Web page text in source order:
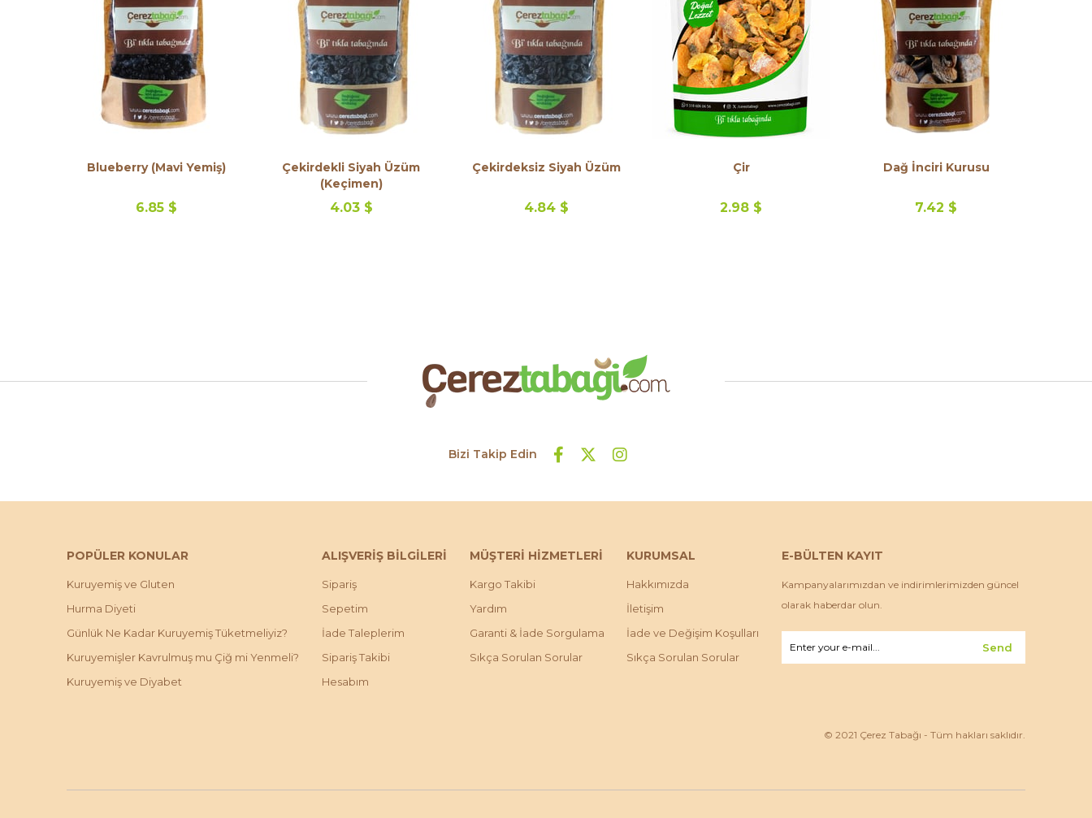
Blueberry (Mavi Yemiş)
6.85 $
Çekirdekli Siyah Üzüm
(Keçimen)
4.03 $
Çekirdeksiz Siyah Üzüm
4.84 $
Çir
2.98 $
Dağ İnciri Kurusu
7.42 $
Bizi Takip Edin
POPÜLER KONULAR
Kuruyemiş ve Gluten
Hurma Diyeti
Günlük Ne Kadar Kuruyemiş Tüketmeliyiz?
Kuruyemişler Kavrulmuş mu Çiğ mi Yenmeli?
Kuruyemiş ve Diyabet
ALIŞVERİŞ BİLGİLERİ
Sipariş
Sepetim
İade Taleplerim
Sipariş Takibi
Hesabım
MÜŞTERİ HİZMETLERİ
Kargo Takibi
Yardım
Garanti & İade Sorgulama
Sıkça Sorulan Sorular
KURUMSAL
Hakkımızda
İletişim
İade ve Değişim Koşulları
Sıkça Sorulan Sorular
E-BÜLTEN KAYIT
Kampanyalarımızdan ve indirimlerimizden güncel
olarak haberdar olun.
Send
© 2021 Çerez Tabağı - Tüm hakları saklıdır.